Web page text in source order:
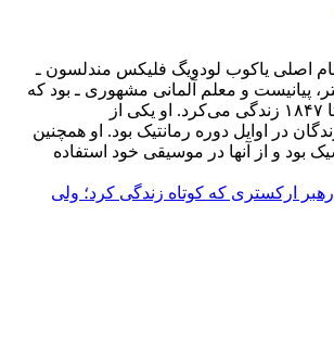
اصلی یاکوب لودویگ فلیکس مندلسون ـ
پیانیست و معلم آلمانی مشهوری ـ بود که
بین سال های ۱۸۰۹ تا ۱۸۴۷ زندگی می‌کرد. او یکی از
در اوایل دوره رمانتیک بود. او همچنین
بود و از آنها در موسیقی خود استفاده